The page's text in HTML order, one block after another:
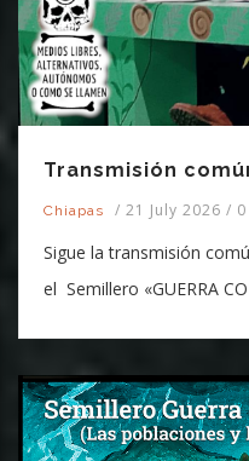
Transmisión
Chiapas / 21 July 2026 /
Sigue la transmisión
el Semillero «GUERRA